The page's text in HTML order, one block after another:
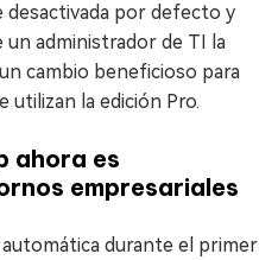
desactivada por defecto y
un administrador de TI la
cambio beneficioso para
utilizan la edición Pro.
ahora es
empresariales
durante el primer